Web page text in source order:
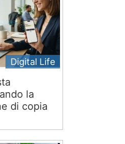
Digital Life
la
di copia